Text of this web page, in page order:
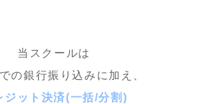
当スクールは
の銀行振り込みに加え、
ジット決済(一括/分割)